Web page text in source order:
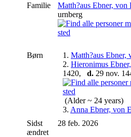
Familie Matth?aus Ebner, von
urnberg
Børn 1. Matth?aus Ebner,
2. Hieronimus
1420, d. 29 nov.
(Alder ~ 24 years)
3. Anna Ebner, von
Sidst
ændret
28 feb. 2026